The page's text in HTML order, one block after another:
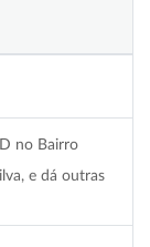
no Bairro
e dá outras